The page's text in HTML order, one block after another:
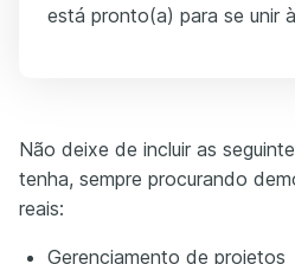
está pronto(a) para se unir
Não deixe de incluir as
tenha, sempre procurando
reais:
Gerenciamento de projetos